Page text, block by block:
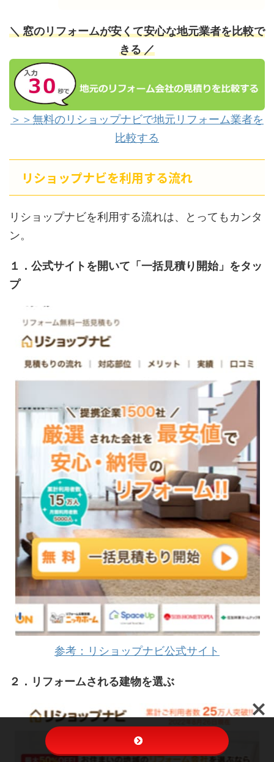
＼ 窓のリフォームが安くて安心な地元業者を比較で
きる ／
＞＞無料のリショップナビで地元リフォーム業者を
比較する
リショップナビを利用する流れ
リショップナビを利用する流れは、とってもカンタ
ン。
１．公式サイトを開いて「一括見積り開始」をタッ
プ
参考：リショップナビ公式サイト
２．リフォームされる建物を選ぶ